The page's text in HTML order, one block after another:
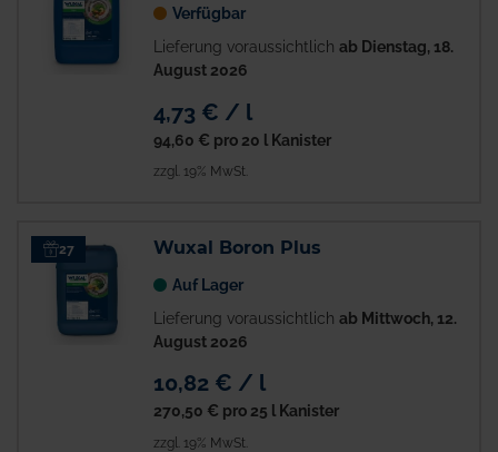
Verfügbar
Lieferung voraussichtlich ab Dienstag, 18.
August 2026
4,73 € / l
94,60 € pro 20 l Kanister
zzgl. 19% MwSt.
27 Wuxal Boron Plus
Auf Lager
Lieferung voraussichtlich ab Mittwoch, 12.
August 2026
10,82 € / l
270,50 € pro 25 l Kanister
zzgl. 19% MwSt.